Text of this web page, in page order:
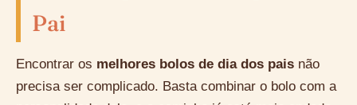
Pai
Encontrar os melhores bolos de dia dos pais não
precisa ser complicado. Basta combinar o bolo com a